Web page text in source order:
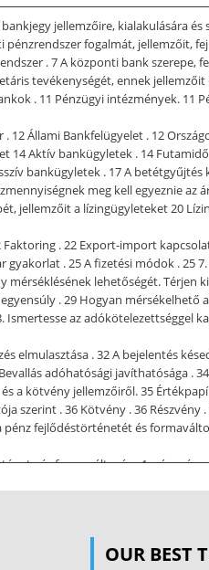
jellemzőire, kialakulására
fogalmát, jellemzőit,
. 7 A központi bank szerepe,
tevékenységét, ennek
. 11 Pénzügyi intézmények. 11
Állami Bankfelügyelet . 12
Aktív bankügyletek . 14
bankügyletek . 17 A
meg kell egyeznie az
jellemzőit a lízingügyleteket 20
. 22 Export-import
gyakorlat . 25 A fizetési módok .
lehetőségét. Térjen
. 29 Hogyan mérsékelhető
az adókötelezettséggel
elmulasztása . 32 A bejelentés
adóhatósági javíthatósága .
a kötvény jellemzőiről. 35
szerint . 36 Kötvény . 36
pénz fejlődéstörténetét és
és formaváltozása 1. -
pénz iránti igény az áruforgalom
OUR BEST